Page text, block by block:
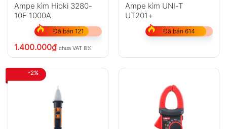
Ampe kìm Hioki 3280-
10F 1000A
Đã bán 121
1.400.000₫ chưa VAT 8%
Ampe kìm UNI-T
UT201+
Đã bán 614
-2%